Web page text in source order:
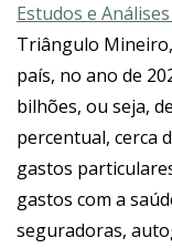
Estudos e
Triângulo
país, no ano de
bilhões, ou seja,
percentual, cerca
gastos
gastos com a
seguradoras,